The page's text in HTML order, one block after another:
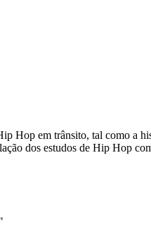
Hop em trânsito, tal como a
dos estudos de Hip Hop